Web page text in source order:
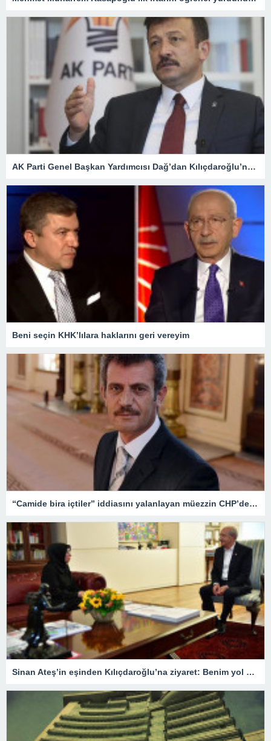
AK Parti Genel Başkan Yardımcısı Dağ’dan Kılıçdaroğlu’na tepki! “Açıkça itiraf ediyor” dedi ve ekledi: CHP despottur, değişmez
Beni seçin KHK’lılara haklarını geri vereyim
“Camide bira içtiler” iddiasını yalanlayan müezzin CHP’den milletvekili aday adayı oldu
Sinan Ateş’in eşinden Kılıçdaroğlu’na ziyaret: Benim yol arkadaşım